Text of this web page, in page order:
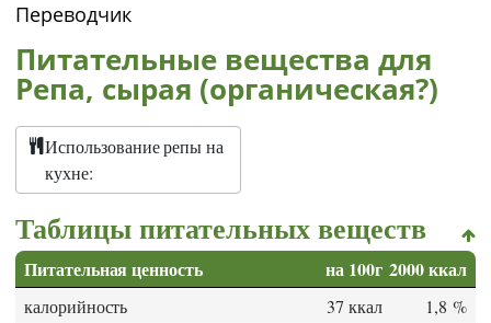
Переводчик
Питательные вещества для
Репа, сырая (органическая?)
Использование репы на
кухне:
Таблицы питательных веществ
Питательная ценность на 100г 2000 ккал
калорийность 37 ккал
1,8 %